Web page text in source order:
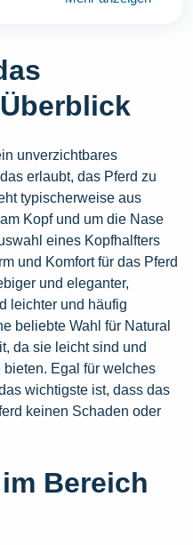
unverzichtbares
erlaubt, das Pferd zu
typischerweise aus
Kopf und um die Nase
eines Kopfhalfters
und Komfort für das Pferd
und eleganter,
leichter und häufig
beliebte Wahl für Natural
da sie leicht sind und
bieten. Egal für welches
wichtigste ist, dass das
keinen Schaden oder
Bereich